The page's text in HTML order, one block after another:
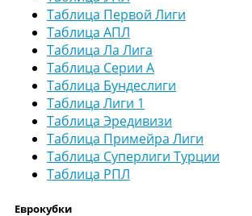
Таблица Первой Лиги
Таблица АПЛ
Таблица Ла Лига
Таблица Серии А
Таблица Бундеслиги
Таблица Лиги 1
Таблица Эредивизи
Таблица Примейра Лиги
Таблица Суперлиги Турции
Таблица РПЛ
Еврокубки